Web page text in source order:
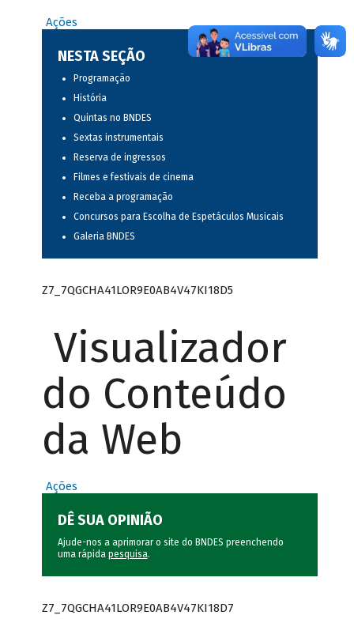
Ações
NESTA SEÇÃO
Programação
História
Quintas no BNDES
Sextas instrumentais
Reserva de ingressos
Filmes e festivais de cinema
Receba a programação
Concursos para Escolha de Espetáculos Musicais
Galeria BNDES
Z7_7QGCHA41LOR9E0AB4V47KI18D5
Visualizador
do Conteúdo
da Web
Ações
DÊ SUA OPINIÃO
Ajude-nos a aprimorar o site do BNDES preenchendo
uma rápida pesquisa.
Z7_7QGCHA41LOR9E0AB4V47KI18D7